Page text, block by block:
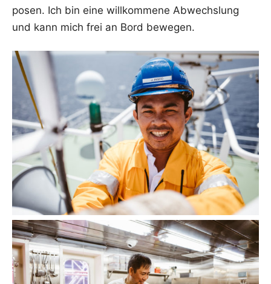
posen. Ich bin eine will­kom­me­ne Abwechs­lung
und kann mich frei an Bord bewegen.